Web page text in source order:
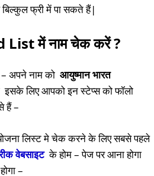
फ्री में पा सकते हैं|
में नाम चेक करें ?
अपने नाम को आयुष्मान भारत
इसके लिए आपको इन स्टेप्स को फॉलो
हैं –
लिस्ट मे चेक करने के लिए सबसे पहले
वेबसाइट के होम – पेज पर आना होगा
–